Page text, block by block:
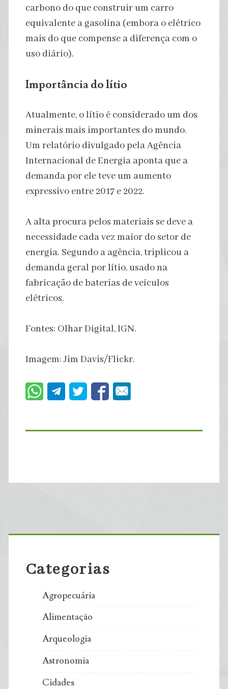
carbono do que construir um carro
equivalente a gasolina (embora o elétrico
mais do que compense a diferença com o
uso diário).
Importância do lítio
Atualmente, o lítio é considerado um dos
minerais mais importantes do mundo.
Um relatório divulgado pela Agência
Internacional de Energia aponta que a
demanda por ele teve um aumento
expressivo entre 2017 e 2022.
A alta procura pelos materiais se deve a
necessidade cada vez maior do setor de
energia. Segundo a agência, triplicou a
demanda geral por lítio, usado na
fabricação de baterias de veículos
elétricos.
Fontes: Olhar Digital, IGN.
Imagem: Jim Davis/Flickr.
Primary
Sidebar
Categorias
Agropecuária
Alimentação
Arqueologia
Astronomia
Cidades